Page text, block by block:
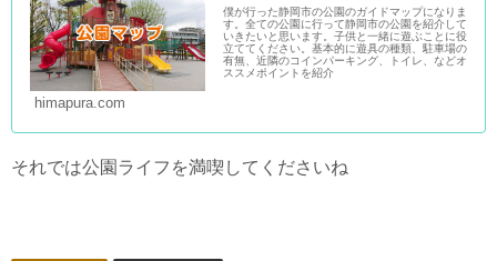
僕が行った静岡市の公園のガイドマップになりま
す。全ての公園に行って静岡市の公園を紹介して
いきたいと思います。子供と一緒に遊ぶことに役
立ててください。基本的に遊具の種類、駐車場の
有無、近隣のコインパーキング、トイレ、などオ
ススメポイントを紹介
himapura.com
それでは公園ライフを満喫してくださいね